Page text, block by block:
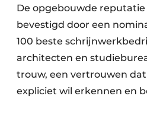
De opgebouwde
bevestigd door een
100 beste
architecten en
trouw, een vertrouwen dat
expliciet wil erkennen en